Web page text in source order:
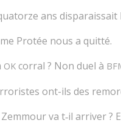
ans disparaissait
Protée nous a quitté.
OK corral ? Non duel à
ont-ils des
va t‑il arriver ?